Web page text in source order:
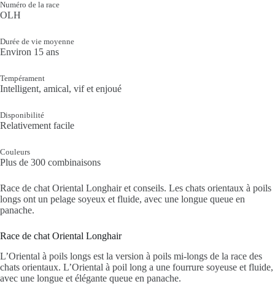
Numéro de la race
OLH
Durée de vie moyenne
Environ 15 ans
Tempérament
Intelligent, amical, vif et enjoué
Disponibilité
Relativement facile
Couleurs
Plus de 300 combinaisons
Race de chat Oriental Longhair et conseils. Les chats orientaux à poils
longs ont un pelage soyeux et fluide, avec une longue queue en
panache.
Race de chat Oriental Longhair
L’Oriental à poils longs est la version à poils mi-longs de la race des
chats orientaux. L’Oriental à poil long a une fourrure soyeuse et fluide,
avec une longue et élégante queue en panache.